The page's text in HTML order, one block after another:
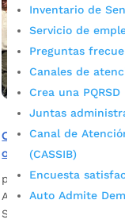
Inventario de
Servicio de
Preguntas
Canales de
Crea una PQRSD
Juntas
Canal de
(CASSIB)
Encuesta
Auto Admite
Conozca las
octubre
por admin_prensa|
Alcaldía de
Simulacro Nacional